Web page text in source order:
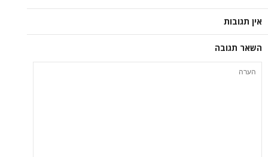
אין תגובות
השאר תגובה